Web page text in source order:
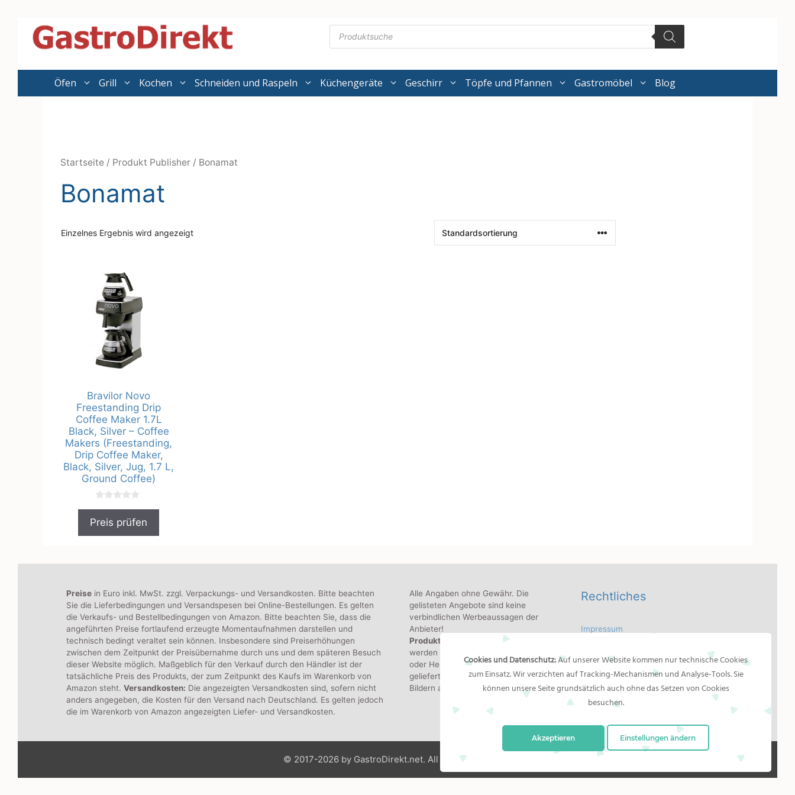
Zum
Inhalt
Products
search
Öfen Grill Kochen Schneiden und Raspeln Küchengeräte Geschirr Töpfe und Pfannen Gastromöbel Blog
Startseite / Produkt Publisher / Bonamat
Bonamat
Einzelnes Ergebnis wird angezeigt
Bravilor Novo
Freestanding Drip
Coffee Maker 1.7L
Black, Silver – Coffee
Makers (Freestanding,
Drip Coffee Maker,
Black, Silver, Jug, 1.7 L,
Ground Coffee)
o
Preis prüfen
Preise in Euro inkl. MwSt. zzgl. Verpackungs- und Versandkosten. Bitte beachten
Sie die Lieferbedingungen und Versandspesen bei Online-Bestellungen. Es gelten
die Verkaufs- und Bestellbedingungen von Amazon. Bitte beachten Sie, dass die
angeführten Preise fortlaufend erzeugte Momentaufnahmen darstellen und
technisch bedingt veraltet sein können. Insbesondere sind Preiserhöhungen
zwischen dem Zeitpunkt der Preisübernahme durch uns und dem späteren Besuch
dieser Website möglich. Maßgeblich für den Verkauf durch den Händler ist der
tatsächliche Preis des Produkts, der zum Zeitpunkt des Kaufs im Warenkorb von
Amazon steht. Versandkosten: Die angezeigten Versandkosten sind, sofern nicht
anders angegeben, die Kosten für den Versand nach Deutschland. Es gelten jedoch
die im Warenkorb von Amazon angezeigten Liefer- und Versandkosten.
Alle Angaben ohne Gewähr. Die
gelisteten Angebote sind keine
verbindlichen Werbeaussagen der
Anbieter!
Produktbilder:
Die angezeigten Bilder
werden von den jeweiligen Händler
oder Hersteller bereitgestellt. Das
gelieferte Produkt kann von den
Bildern abweichen.
Rechtliches
Impressum
Datenschutzerklärung
© 2017-2026 by GastroDirekt.net. All Rights Reserved.
Cookies und Datenschutz:Auf unserer Website kommen nur technische Cookies
zum Einsatz. Wir verzichten auf Tracking-Mechanismen und Analyse-Tools. Sie
können unsere Seite grundsätzlich auch ohne das Setzen von Cookies
besuchen.
Akzeptieren Einstellungen ändern